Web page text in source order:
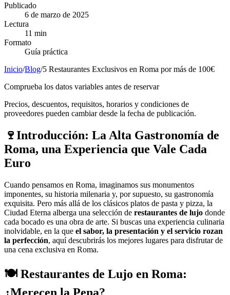
Publicado
6 de marzo de 2025
Lectura
11 min
Formato
Guía práctica
Inicio/Blog/5 Restaurantes Exclusivos en Roma por más de 100€
Comprueba los datos variables antes de reservar
Precios, descuentos, requisitos, horarios y condiciones de
proveedores pueden cambiar desde la fecha de publicación.
🍷Introducción: La Alta Gastronomía de
Roma, una Experiencia que Vale Cada
Euro
Cuando pensamos en Roma, imaginamos sus monumentos
imponentes, su historia milenaria y, por supuesto, su gastronomía
exquisita. Pero más allá de los clásicos platos de pasta y pizza, la
Ciudad Eterna alberga una selección de restaurantes de lujo donde
cada bocado es una obra de arte. Si buscas una experiencia culinaria
inolvidable, en la que el sabor, la presentación y el servicio rozan
la perfección, aquí descubrirás los mejores lugares para disfrutar de
una cena exclusiva en Roma.
🍽️ Restaurantes de Lujo en Roma:
¿Merecen la Pena?